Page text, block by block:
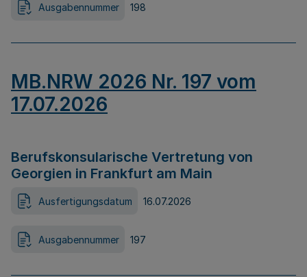
Ausgabennummer 198
MB.NRW 2026 Nr. 197 vom
17.07.2026
Berufskonsularische Vertretung von
Georgien in Frankfurt am Main
Ausfertigungsdatum 16.07.2026
Ausgabennummer 197